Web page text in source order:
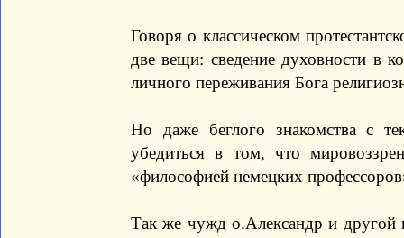
Говоря о классическом
две вещи: сведение духовности в
личного переживания Бога
Но даже беглого знакомства с
убедиться в том, что
«философией немецких
Так же чужд о.Александр и другой